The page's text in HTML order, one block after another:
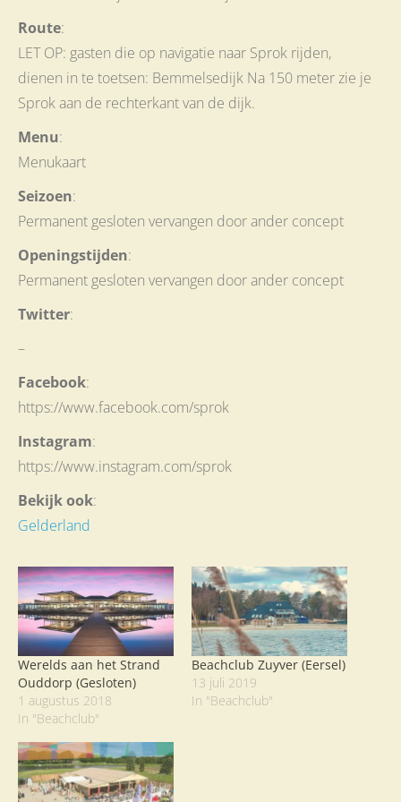
Route:
LET OP: gasten die op navigatie naar Sprok rijden,
dienen in te toetsen: Bemmelsedijk Na 150 meter zie je
Sprok aan de rechterkant van de dijk.
Menu:
Menukaart
Seizoen:
Permanent gesloten vervangen door ander concept
Openingstijden:
Permanent gesloten vervangen door ander concept
Twitter:
–
Facebook:
https://www.facebook.com/sprok
Instagram:
https://www.instagram.com/sprok
Bekijk ook:
Gelderland
Werelds aan het Strand
Ouddorp (Gesloten)
1 augustus 2018
In "Beachclub"
Beachclub Zuyver (Eersel)
13 juli 2019
In "Beachclub"